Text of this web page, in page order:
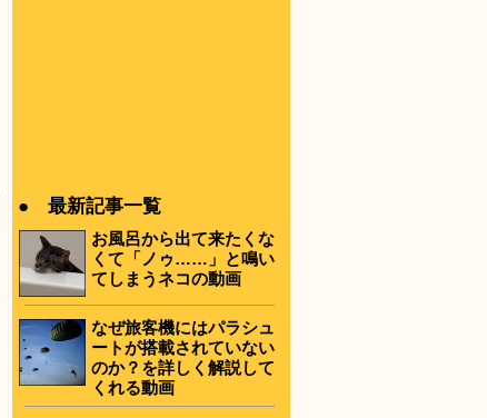
● 最新記事一覧
お風呂から出て来たくな
くて「ノゥ……」と鳴い
てしまうネコの動画
なぜ旅客機にはパラシュ
ートが搭載されていない
のか？を詳しく解説して
くれる動画